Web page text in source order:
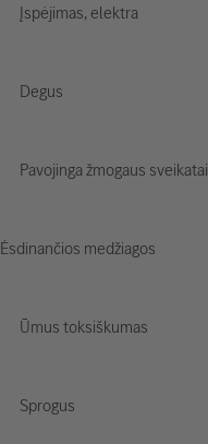
Įspėjimas, elektra
Degus
Pavojinga žmogaus sveikatai
Ėsdinančios medžiagos
Ūmus toksiškumas
Sprogus